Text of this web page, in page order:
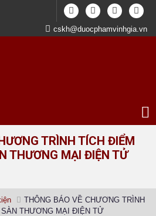
cskh@duocphamvinhgia.vn
TRÌNH TÍCH ĐIỂM
THƯƠNG MẠI ĐIỆN TỬ
THÔNG BÁO VỀ CHƯƠNG TRÌNH
THƯƠNG MẠI ĐIỆN TỬ